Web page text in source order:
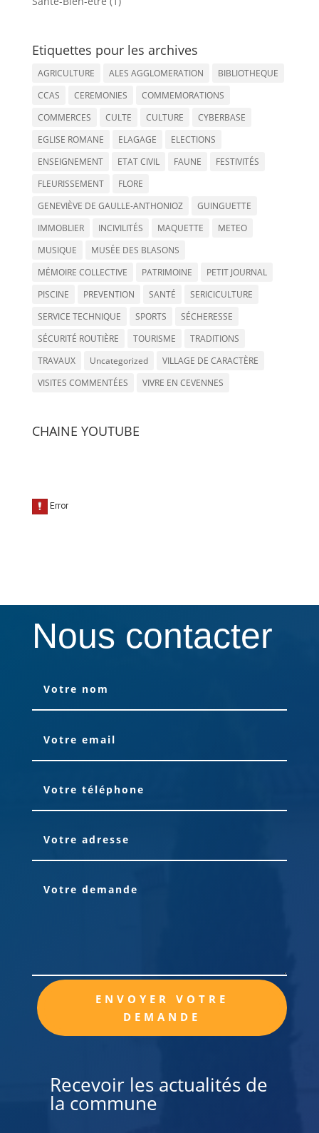
Etiquettes pour les archives
AGRICULTURE ALES AGGLOMERATION
BIBLIOTHEQUE
CCAS
CEREMONIES
COMMEMORATIONS
COMMERCES
CULTE CULTURE
CYBERBASE
EGLISE ROMANE
ELAGAGE
ELECTIONS
ENSEIGNEMENT
ETAT CIVIL FAUNE
FESTIVITÉS
FLEURISSEMENT
FLORE
GENEVIÈVE DE GAULLE-ANTHONIOZ
GUINGUETTE
IMMOBLIER
INCIVILITÉS MAQUETTE
METEO
MUSIQUE
MUSÉE DES BLASONS
MÉMOIRE COLLECTIVE
PATRIMOINE
PETIT JOURNAL
PISCINE
PREVENTION SANTÉ
SERICICULTURE
SERVICE TECHNIQUE
SPORTS
SÉCHERESSE
SÉCURITÉ ROUTIÈRE
TOURISME
TRADITIONS
TRAVAUX
Uncategorized
VILLAGE DE CARACTÈRE
VISITES COMMENTÉES
VIVRE EN CEVENNES
CHAINE YOUTUBE
Nous contacter
ENVOYER VOTRE
DEMANDE
Alternative:
Recevoir les actualités de
la commune